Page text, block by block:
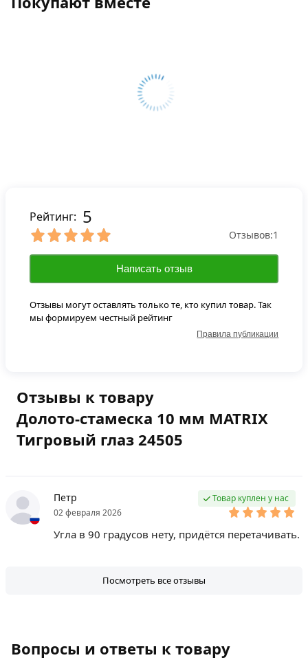
Отзывы к товару
Долото-стамеска 10 мм MATRIX
Тигровый глаз 24505
Петр
02 февраля 2026
Товар куплен у нас
Угла в 90 градусов нету, придётся перетачивать.
Посмотреть все отзывы
Рейтинг: 5
Отзывов:1
Написать отзыв
Отзывы могут оставлять только те, кто купил товар. Так
мы формируем честный рейтинг
Правила публикации
Вопросы и ответы к товару